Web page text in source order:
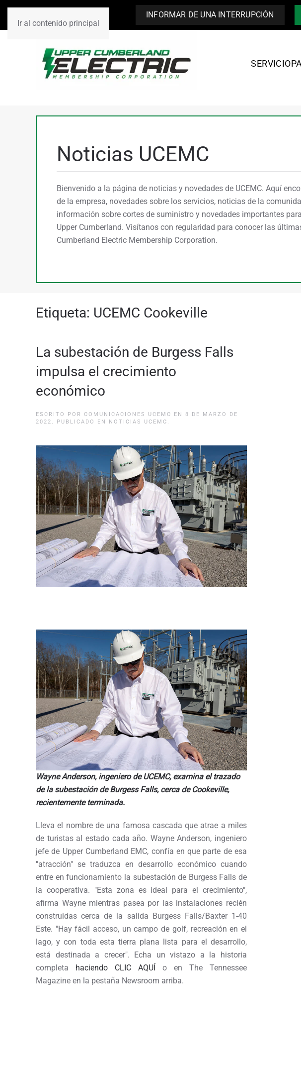
Ir al contenido principal
INFORMAR DE UNA INTERRUPCIÓN
SERVICIO
Noticias UCEMC
Bienvenido a la página de noticias y novedades de UCEMC. Aquí
de la empresa, novedades sobre los servicios, noticias de la
información sobre cortes de suministro y novedades importantes
Upper Cumberland. Visítanos con regularidad para conocer las
Cumberland Electric Membership Corporation.
Etiqueta: UCEMC Cookeville
La subestación de Burgess Falls
impulsa el crecimiento
económico
ESCRITO POR COMUNICACIONES UCEMC EN 8 DE MARZO DE
2022 . PUBLICADO EN NOTICIAS UCEMC .
Wayne Anderson, ingeniero de UCEMC, examina el trazado
de la subestación de Burgess Falls, cerca de Cookeville,
recientemente terminada.
Lleva el nombre de una famosa cascada que atrae a miles
de turistas al estado cada año. Wayne Anderson, ingeniero
jefe de Upper Cumberland EMC, confía en que parte de esa
"atracción" se traduzca en desarrollo económico cuando
entre en funcionamiento la subestación de Burgess Falls de
la cooperativa. "Esta zona es ideal para el crecimiento",
afirma Wayne mientras pasea por las instalaciones recién
construidas cerca de la salida Burgess Falls/Baxter 1-40
Este. "Hay fácil acceso, un campo de golf, recreación en el
lago, y con toda esta tierra plana lista para el desarrollo,
está destinada a crecer". Echa un vistazo a la historia
completa haciendo CLIC AQUÍ o en The Tennessee
Magazine en la pestaña Newsroom arriba.